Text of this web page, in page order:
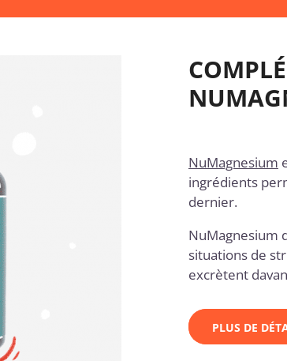
NuMagnesium
ingrédients
dernier.
NuMagnesium
situations de
excrètent
PLUS DE